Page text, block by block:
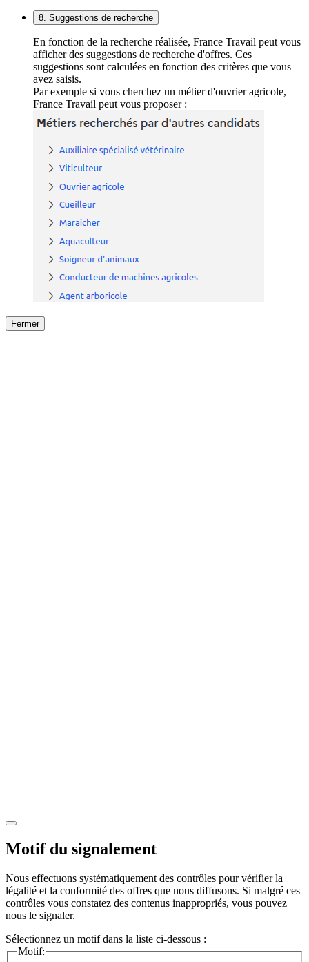
8. Suggestions de recherche
En fonction de la recherche réalisée, France Travail peut vous
afficher des suggestions de recherche d'offres. Ces
suggestions sont calculées en fonction des critères que vous
avez saisis.
Par exemple si vous cherchez un métier d'ouvrier agricole,
France Travail peut vous proposer :
Fermer
Motif du signalement
Nous effectuons systématiquement des contrôles pour vérifier la
légalité et la conformité des offres que nous diffusons. Si malgré ces
contrôles vous constatez des contenus inappropriés, vous pouvez
nous le signaler.
Sélectionnez un motif dans la liste ci-dessous :
Motif: